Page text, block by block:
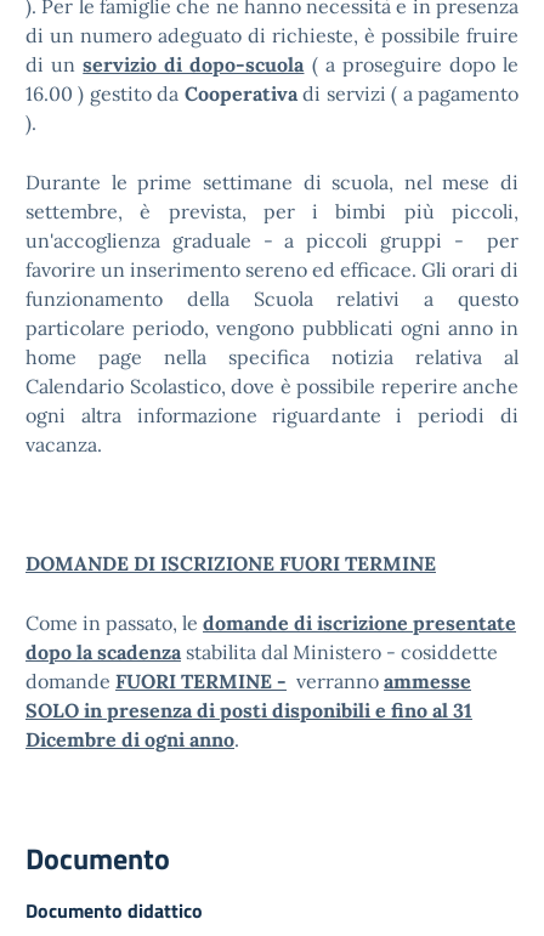
). Per le famiglie che ne hanno necessità e in presenza
di un numero adeguato di richieste, è possibile fruire
di unservizio di dopo-scuola( a proseguire dopo le
16.00 ) gestito da Cooperativadi servizi ( a pagamento
).
Durante le prime settimane di scuola, nel mese di
settembre, è prevista, per i bimbi più piccoli,
un'accoglienza graduale - a piccoli gruppi - per
favorire un inserimento sereno ed efficace. Gli orari di
funzionamento della Scuola relativi a questo
particolare periodo, vengono pubblicati ogni anno in
home page nella specifica notizia relativa al
Calendario Scolastico, dove è possibile reperire anche
ogni altra informazione riguardante i periodi di
vacanza.
DOMANDE DI ISCRIZIONE FUORI TERMINE
Come in passato, le domande di iscrizione presentate
dopo la scadenzastabilita dal Ministero - cosiddette
domande FUORI TERMINE - verranno ammesse
SOLO in presenza di posti disponibili e fino al 31
Dicembre di ogni anno.
Documento
Documento didattico